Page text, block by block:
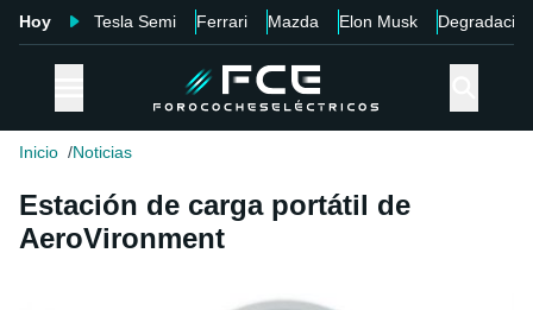
Hoy Tesla Semi Ferrari Mazda Elon Musk Degradación
Inicio Noticias
Estación de carga portátil de
AeroVironment